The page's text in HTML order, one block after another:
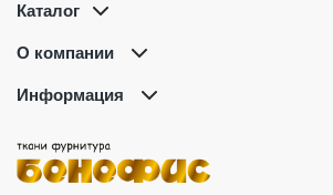
Каталог
О компании
Информация